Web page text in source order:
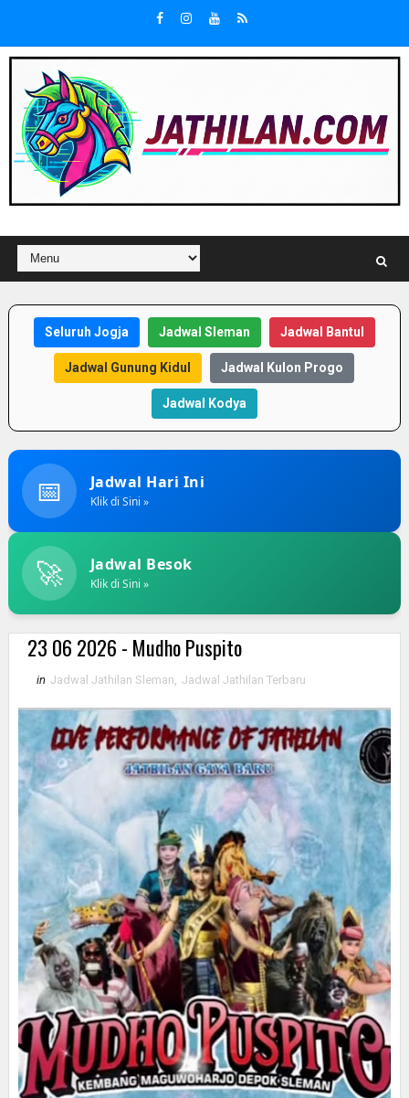
Seluruh Jogja Jadwal Sleman Jadwal Bantul
Jadwal Gunung Kidul Jadwal Kulon Progo
Jadwal Kodya
📅 Jadwal Hari Ini
Klik di Sini »
🚀 Jadwal Besok
Klik di Sini »
23 06 2026 - Mudho Puspito
in Jadwal Jathilan Sleman Jadwal Jathilan Terbaru